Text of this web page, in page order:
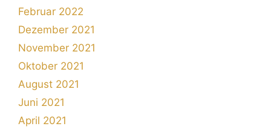
Februar 2022
Dezember 2021
November 2021
Oktober 2021
August 2021
Juni 2021
April 2021